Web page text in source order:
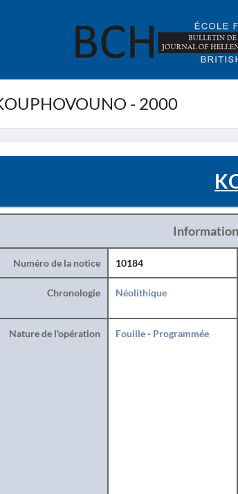
- 2000
Numéro de la notice 10184
Chronologie Néolithique
Nature de l'opération Fouille- Programmée